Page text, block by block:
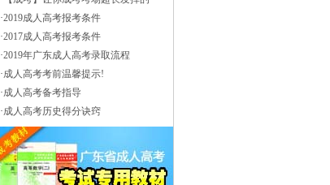
·2019成人高考报考条件
·2017成人高考报考条件
·2019年广东成人高考录取流程
·成人高考考前温馨提示!
·成人高考备考指导
·成人高考历史得分诀窍